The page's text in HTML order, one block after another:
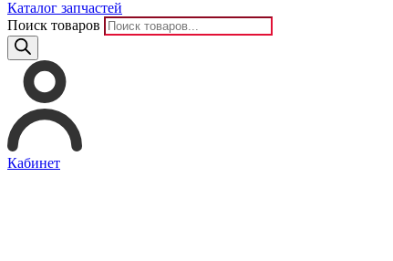
Каталог запчастей
Поиск товаров
Кабинет